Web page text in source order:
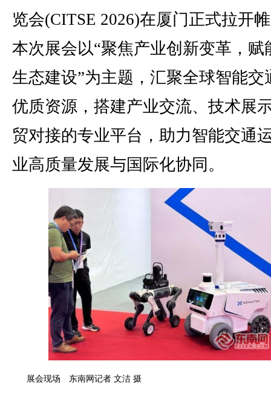
览会(CITSE 2026)在厦门正式拉开
本次展会以“聚焦产业创新变革，赋
生态建设”为主题，汇聚全球智能交
优质资源，搭建产业交流、技术展
贸对接的专业平台，助力智能交通
业高质量发展与国际化协同。
展会现场 东南网记者 文洁 摄